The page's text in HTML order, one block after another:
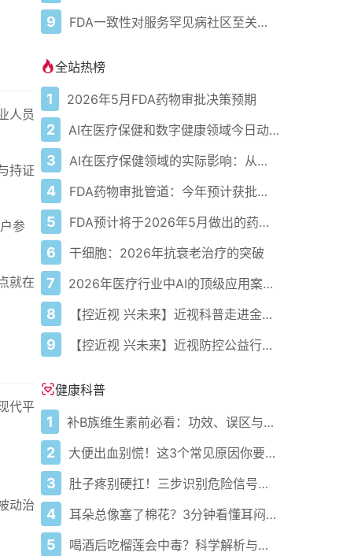
人员
持证
参
就在
代平
动治
9 FDA一致性对服务罕见病社区至关重要。人工智能可助一臂之力
全站热榜
1 2026年5月FDA药物审批决策预期
2 AI在医疗保健和数字健康领域今日动态——2026年5月4日
3 AI在医疗保健领域的实际影响：从数据到诊断及更远
4 FDA药物审批管道：今年预计获批的关键新疗法
5 FDA预计将于2026年5月做出的药物审批决定
6 干细胞：2026年抗衰老治疗的突破
7 2026年医疗行业中AI的顶级应用案例、优势与真实实例
8 【控近视 兴未来】近视科普走进金陵，守护儿童明眸共筑“睛”彩未来
9 【控近视 兴未来】近视防控公益行落地北京，守护首都儿童“睛”彩童年
健康科普
1 补B族维生素前必看：功效、误区与科学补充指南
2 大便出血别慌！这3个常见原因你要知道
3 肚子疼别硬扛！三步识别危险信号，守护胃肠健康
4 耳朵总像塞了棉花？3分钟看懂耳闷的真相与自救指南
5 喝酒后吃榴莲会中毒？科学解析与安全指南